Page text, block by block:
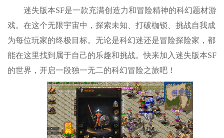
迷失版本SF是一款充满创造力和冒险精神的科幻题材游
戏。在这个无限宇宙中，探索未知、打破枷锁、挑战自我成
为每位玩家的终极目标。无论是科幻迷还是冒险探险家，都
能在这里找到属于自己的乐趣和挑战。快来加入迷失版本SF
的世界，开启一段独一无二的科幻冒险之旅吧！